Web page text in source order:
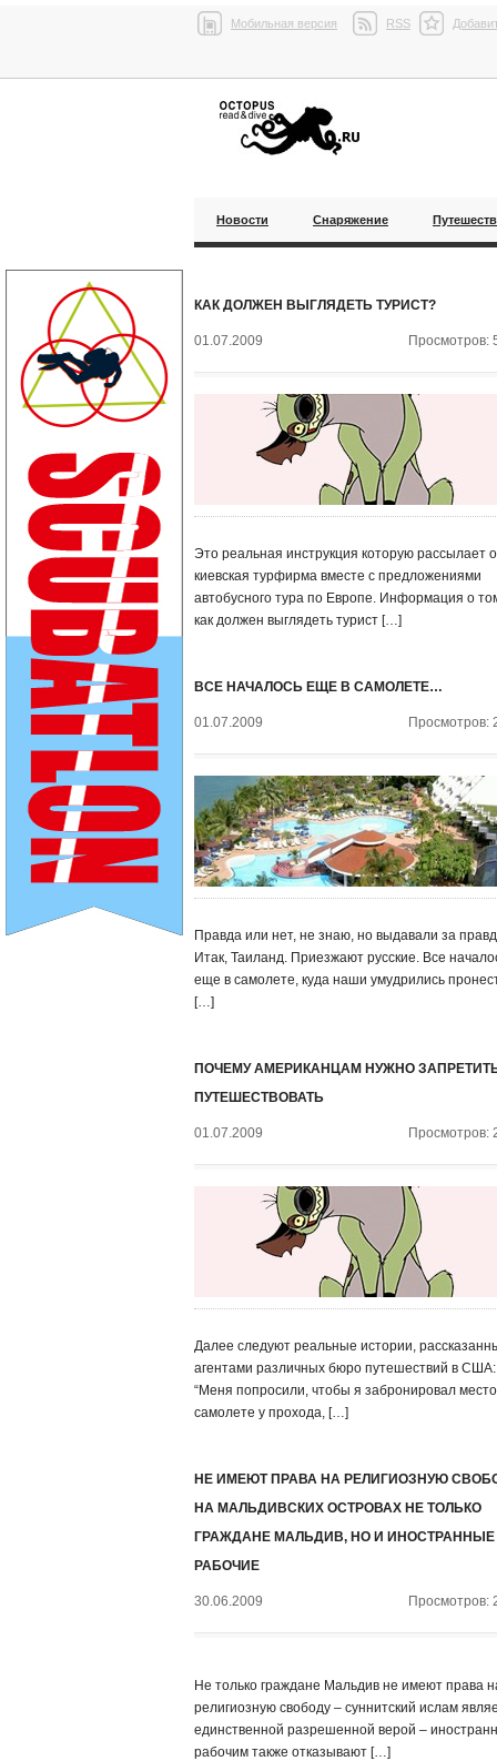
Мобильная версия RSS
Новости Снаряжение
КАК ДОЛЖЕН ВЫГЛЯДЕТЬ ТУРИСТ?
01.07.2009 Просмотров:
Это реальная инструкция которую рассылает
киевская турфирма вместе с предложениями
автобусного тура по Европе. Информация о
как должен выглядеть турист […]
ВСЕ НАЧАЛОСЬ ЕЩЕ В САМОЛЕТЕ…
01.07.2009 Просмотров:
Правда или нет, не знаю, но выдавали за
Итак, Таиланд. Приезжают русские. Все
еще в самолете, куда наши умудрились
[…]
ПОЧЕМУ АМЕРИКАНЦАМ НУЖНО
ПУТЕШЕСТВОВАТЬ
01.07.2009 Просмотров:
Далее следуют реальные истории,
агентами различных бюро путешествий в
“Меня попросили, чтобы я забронировал
самолете у прохода, […]
НЕ ИМЕЮТ ПРАВА НА РЕЛИГИОЗНУЮ
НА МАЛЬДИВСКИХ ОСТРОВАХ НЕ ТОЛЬКО
ГРАЖДАНЕ МАЛЬДИВ, НО И ИНОСТРАННЫЕ
РАБОЧИЕ
30.06.2009 Просмотров:
Не только граждане Мальдив не имеют права
религиозную свободу – суннитский ислам
единственной разрешенной верой –
рабочим также отказывают […]